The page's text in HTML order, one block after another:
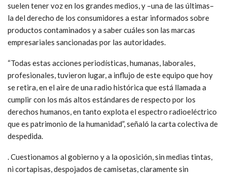
suelen tener voz en los grandes medios, y –una de las últimas–
la del derecho de los consumidores a estar informados sobre
productos contaminados y a saber cuáles son las marcas
empresariales sancionadas por las autoridades.
“Todas estas acciones periodísticas, humanas, laborales,
profesionales, tuvieron lugar, a influjo de este equipo que hoy
se retira, en el aire de una radio histórica que está llamada a
cumplir con los más altos estándares de respecto por los
derechos humanos, en tanto explota el espectro radioeléctrico
que es patrimonio de la humanidad”, señaló la carta colectiva de
despedida.
. Cuestionamos al gobierno y a la oposición, sin medias tintas,
ni cortapisas, despojados de camisetas, claramente sin